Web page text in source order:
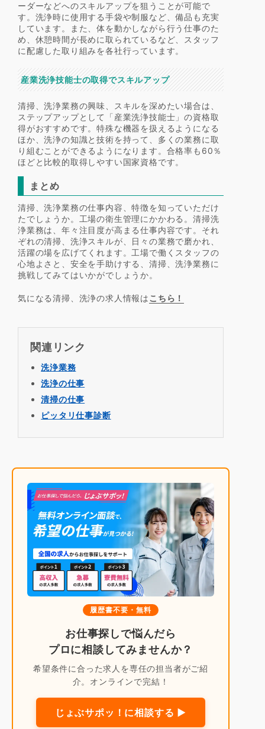
ーダーなどへのスキルアップを狙うことが可能で
す。洗浄時に使用する手袋や制服など、備品も充実
しています。また、体を動かしながら行う仕事のた
め、休憩時間が長めに取られているなど、スタッフ
に配慮した取り組みを各社行っています。
産業洗浄技能士の取得でスキルアップ
清掃、洗浄業務の興味、スキルを深めたい場合は、
ステップアップとして「産業洗浄技能士」の資格取
得がおすすめです。特殊な機器を扱えるようになる
ほか、洗浄の知識と技術を持って、多くの業務に取
り組むことができるようになります。合格率も60％
ほどと比較的取得しやすい国家資格です。
まとめ
清掃、洗浄業務の仕事内容、特徴を知っていただけ
たでしょうか。工場の衛生管理にかかわる。清掃洗
浄業務は、年々注目度が高まる仕事内容です。それ
ぞれの清掃、洗浄スキルが、日々の業務で磨かれ、
活躍の場を広げてくれます。工場で働くスタッフの
心地よさと、安全を手助けする、清掃、洗浄業務に
挑戦してみてはいかがでしょうか。
気になる清掃、洗浄の求人情報はこちら！
関連リンク
洗浄業務
洗浄の仕事
清掃の仕事
ピッタリ仕事診断
履歴書不要・無料
お仕事探しで悩んだら
プロに相談してみませんか？
希望条件に合った求人を専任の担当者がご紹
介。オンラインで完結！
じょぶサポッ！に相談する ▶